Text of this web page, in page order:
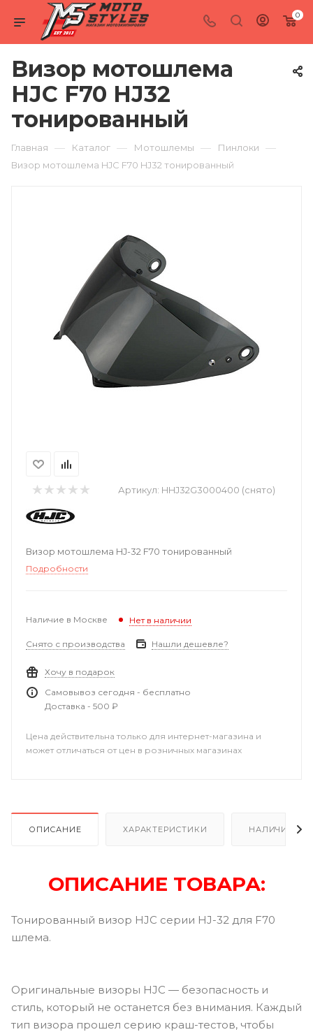
0
Визор мотошлема
HJC F70 HJ32
тонированный
Главная — Каталог — Мотошлемы — Пинлоки —
Визор мотошлема HJC F70 HJ32 тонированный
Артикул: HHJ32G3000400 (снято)
Визор мотошлема HJ-32 F70 тонированный
Подробности
Наличие в Москве Нет в наличии
Снято с производства Нашли дешевле?
Хочу в подарок
Самовывоз сегодня - бесплатно
Доставка - 500 ₽
Цена действительна только для интернет-магазина и
может отличаться от цен в розничных магазинах
ОПИСАНИЕ ХАРАКТЕРИСТИКИ НАЛИЧИЕ
ОПИСАНИЕ ТОВАРА:
Тонированный визор HJC серии HJ-32 для F70
шлема.
Оригинальные визоры HJC — безопасность и
стиль, который не останется без внимания. Каждый
тип визора прошел серию краш-тестов, чтобы